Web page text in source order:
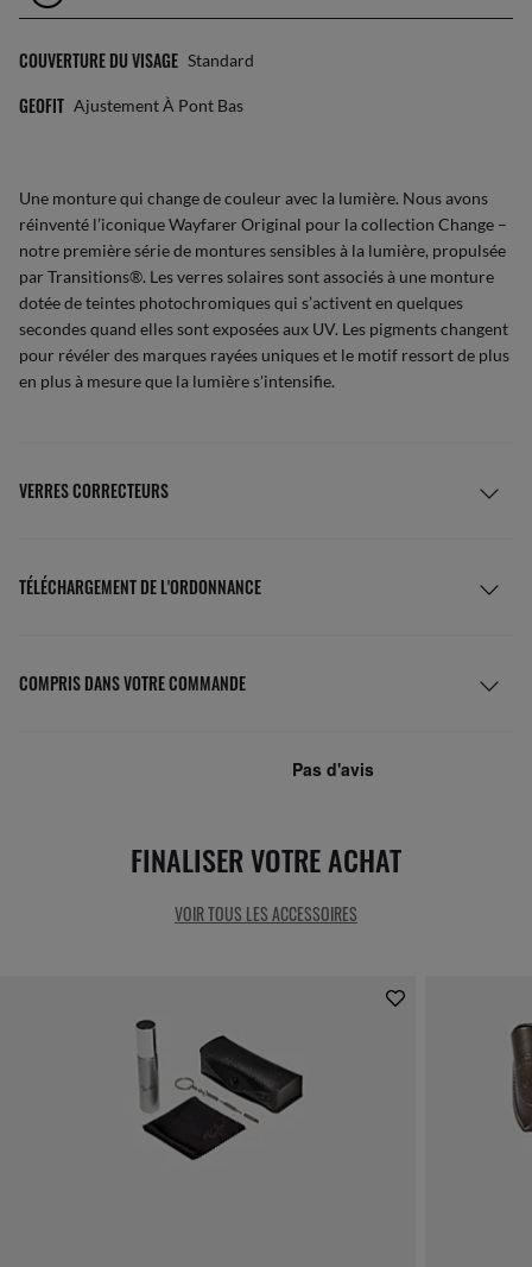
COUVERTURE DU VISAGE Standard
GEOFIT Ajustement À Pont Bas
Une monture qui change de couleur avec la lumière. Nous avons
réinventé l’iconique Wayfarer Original pour la collection Change –
notre première série de montures sensibles à la lumière, propulsée
par Transitions®. Les verres solaires sont associés à une monture
dotée de teintes photochromiques qui s’activent en quelques
secondes quand elles sont exposées aux UV. Les pigments changent
pour révéler des marques rayées uniques et le motif ressort de plus
en plus à mesure que la lumière s'intensifie.
VERRES CORRECTEURS
TÉLÉCHARGEMENT DE L'ORDONNANCE
COMPRIS DANS VOTRE COMMANDE
FINALISER VOTRE ACHAT
VOIR TOUS LES ACCESSOIRES